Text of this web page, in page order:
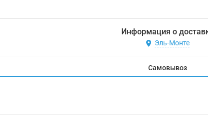
Информация о
Эль-Монте
Самовывоз